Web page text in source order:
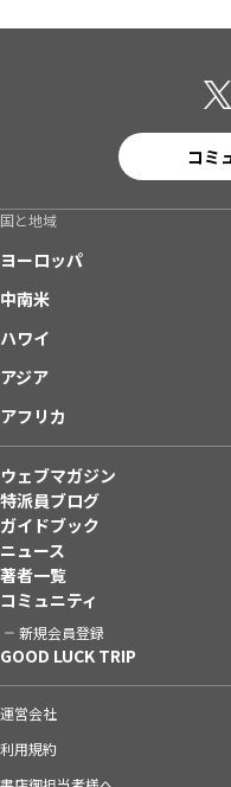
コミ
国と地域
ヨーロッパ
中南米
ハワイ
アジア
アフリカ
ウェブマガジン
特派員ブログ
ガイドブック
ニュース
著者一覧
コミュニティ
新規会員登録
GOOD LUCK TRIP
運営会社
利用規約